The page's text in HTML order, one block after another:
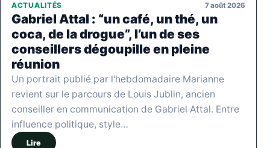
ACTUALITÉS 7 août 2026
Gabriel Attal : “un café, un thé, un
coca, de la drogue”, l’un de ses
conseillers dégoupille en pleine
réunion
Un portrait publié par l'hebdomadaire Marianne
revient sur le parcours de Louis Jublin, ancien
conseiller en communication de Gabriel Attal. Entre
influence politique, style…
Lire